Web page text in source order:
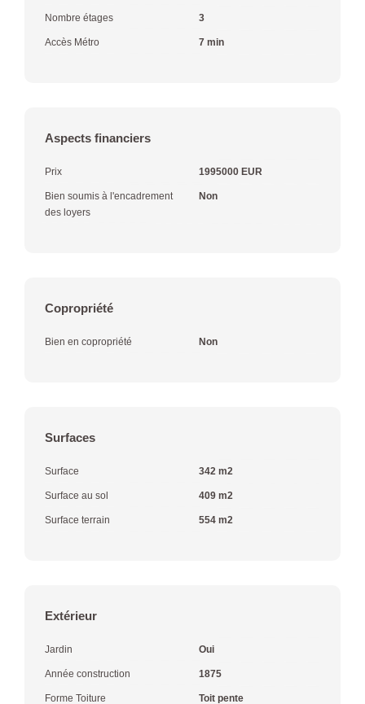
Nombre étages 3
Accès Métro 7 min
Aspects financiers
Prix 1995000 EUR
Bien soumis à l'encadrement
des loyers
Non
Copropriété
Bien en copropriété Non
Surfaces
Surface 342 m2
Surface au sol 409 m2
Surface terrain 554 m2
Extérieur
Jardin Oui
Année construction 1875
Forme Toiture Toit pente